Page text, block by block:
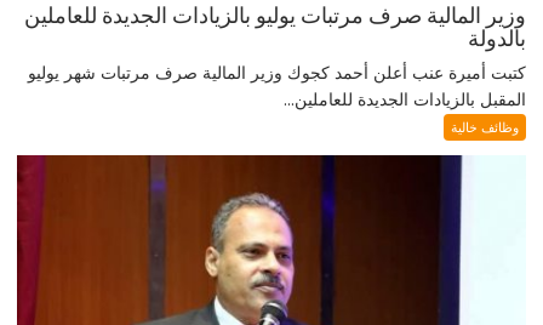
وزير المالية صرف مرتبات يوليو بالزيادات الجديدة للعاملين
بالدولة
كتبت أميرة عنب أعلن أحمد كجوك وزير المالية صرف مرتبات شهر يوليو
المقبل بالزيادات الجديدة للعاملين...
وظائف خالية